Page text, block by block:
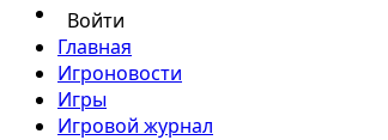
Войти
Главная
Игроновости
Игры
Игровой журнал